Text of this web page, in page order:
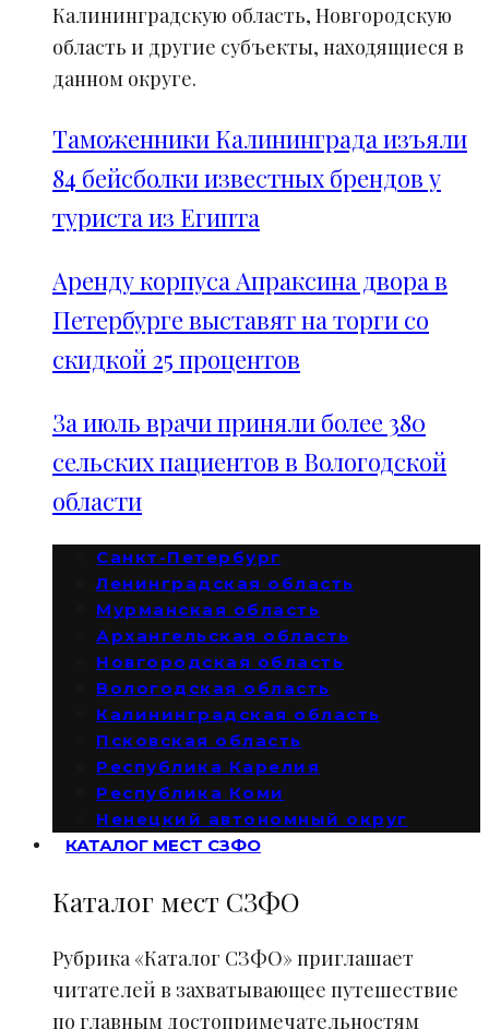
Калининградскую область, Новгородскую
область и другие субъекты, находящиеся в
данном округе.
Таможенники Калининграда изъяли
84 бейсболки известных брендов у
туриста из Египта
Аренду корпуса Апраксина двора в
Петербурге выставят на торги со
скидкой 25 процентов
За июль врачи приняли более 380
сельских пациентов в Вологодской
области
Санкт-Петербург
Ленинградская область
Мурманская область
Архангельская область
Новгородская область
Вологодская область
Калининградская область
Псковская область
Республика Карелия
Республика Коми
Ненецкий автономный округ
КАТАЛОГ МЕСТ СЗФО
Каталог мест СЗФО
Рубрика «Каталог СЗФО» приглашает
читателей в захватывающее путешествие
по главным достопримечательностям